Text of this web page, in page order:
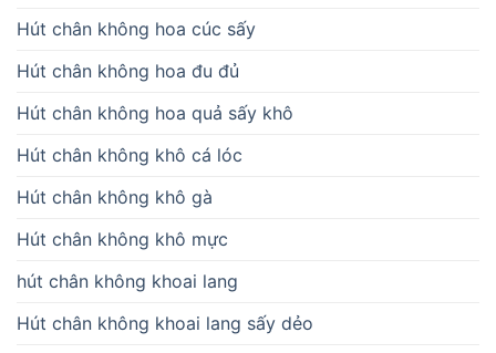
Hút chân không hoa cúc sấy
Hút chân không hoa đu đủ
Hút chân không hoa quả sấy khô
Hút chân không khô cá lóc
Hút chân không khô gà
Hút chân không khô mực
hút chân không khoai lang
Hút chân không khoai lang sấy dẻo